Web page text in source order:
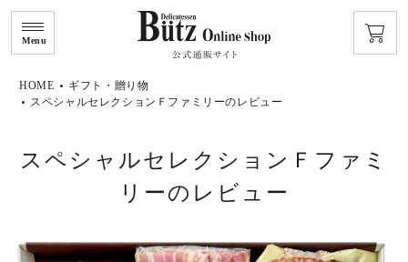
Menu
HOME
ギフト・贈り物
スペシャルセレクションＦファミリーのレビュー
スペシャルセレクションＦファミ
リーのレビュー